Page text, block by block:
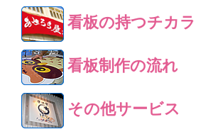
看板の持つチカラ
看板制作の流れ
その他サービス